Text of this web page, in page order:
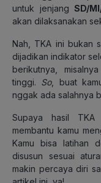
untuk jenjang SD/
akan dilaksanakan
Nah, TKA ini bukan
dijadikan indikator
berikutnya,
tinggi. So, buat
nggak ada salahnya
Supaya hasil TKA
membantu kamu
Kamu bisa latihan
disusun sesuai
makin percaya diri